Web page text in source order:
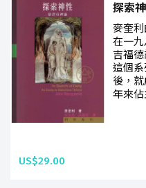
探索
麥奎
在一
吉福
這個
後，
年來佔
US$29.00